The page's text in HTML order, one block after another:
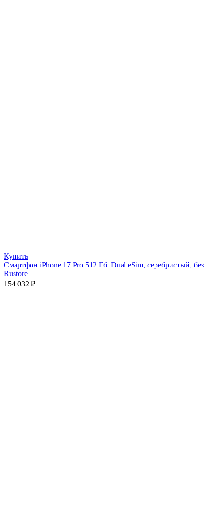
Купить
Смартфон iPhone 17 Pro 512 Гб, Dual eSim, серебристый, без
Rustore
154 032 ₽